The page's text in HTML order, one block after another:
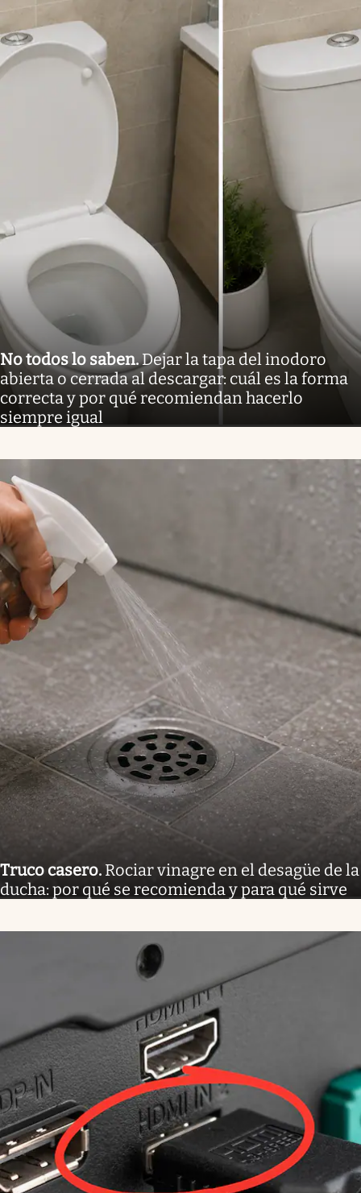
No todos lo saben.Dejar la tapa del inodoro
abierta o cerrada al descargar: cuál es la forma
correcta y por qué recomiendan hacerlo
siempre igual
Truco casero. Rociar vinagre en el desagüe de la
ducha: por qué se recomienda y para qué sirve